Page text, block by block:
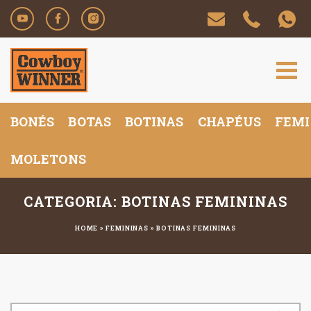
BONÉS BOTAS BOTINAS CHAPÉUS
MOLETONS
CATEGORIA: BOTINAS FEMININAS
HOME »FEMININAS » BOTINAS FEMININAS